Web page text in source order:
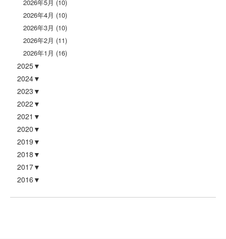
2026年5月 (10)
2026年4月 (10)
2026年3月 (10)
2026年2月 (11)
2026年1月 (16)
2025
2024
2023
2022
2021
2020
2019
2018
2017
2016